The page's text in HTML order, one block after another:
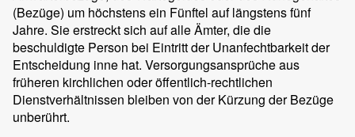
(Bezüge) um höchstens ein Fünftel auf längstens fünf
Jahre. Sie erstreckt sich auf alle Ämter, die die
beschuldigte Person bei Eintritt der Unanfechtbarkeit der
Entscheidung inne hat. Versorgungsansprüche aus
früheren kirchlichen oder öffentlich-rechtlichen
Dienstverhältnissen bleiben von der Kürzung der Bezüge
unberührt.